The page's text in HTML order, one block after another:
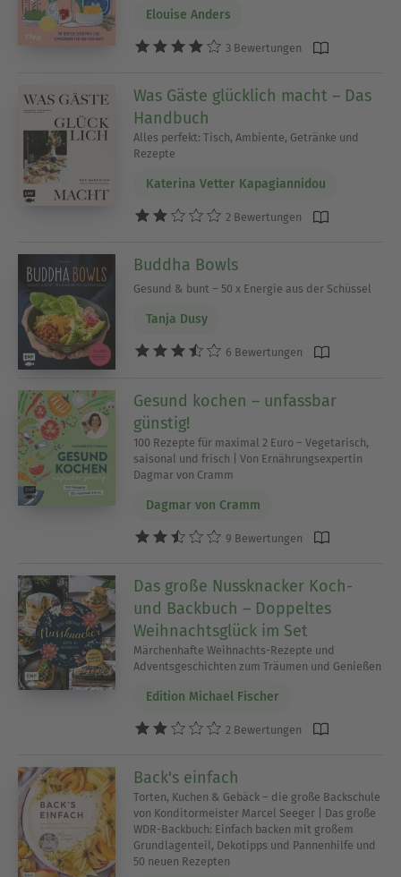
Elouise Anders
3 Bewertungen
Was Gäste glücklich macht – Das
Handbuch
Alles perfekt: Tisch, Ambiente, Getränke und
Rezepte
Katerina Vetter Kapagiannidou
2 Bewertungen
Buddha Bowls
Gesund & bunt – 50 x Energie aus der Schüssel
Tanja Dusy
6 Bewertungen
Gesund kochen – unfassbar
günstig!
100 Rezepte für maximal 2 Euro – Vegetarisch,
saisonal und frisch | Von Ernährungsexpertin
Dagmar von Cramm
Dagmar von Cramm
9 Bewertungen
Das große Nussknacker Koch-
und Backbuch – Doppeltes
Weihnachtsglück im Set
Märchenhafte Weihnachts-Rezepte und
Adventsgeschichten zum Träumen und Genießen
Edition Michael Fischer
2 Bewertungen
Back's einfach
Torten, Kuchen & Gebäck – die große Backschule
von Konditormeister Marcel Seeger | Das große
WDR-Backbuch: Einfach backen mit großem
Grundlagenteil, Dekotipps und Pannenhilfe und
50 neuen Rezepten